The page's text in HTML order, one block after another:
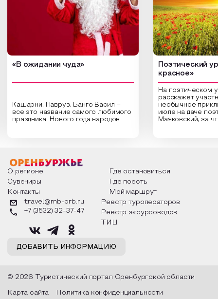
«В ожидании чуда»
Кашарни, Навруз, Банго Васил –
все это название самого любимого
праздника Нового года народов
о том, как встречают новый год в
разных уголках страны, какие
обряды совершают на удачу и
благополучие, в чем схожи и
различаются традиции. Кто такой
Дед Мороз и откуда он пришел, как
его называют в разных уголках
страны и как появились елочные
Поэтический
красное»
На поэтическом
расскажет
необычное
июле на даче
Маяковский, за
Твардовского и
каждой строчке
восхищение
яркому времени
О регионе
Где остановиться
Сувениры
Где поесть
Контакты
Мой маршрут
ДОБАВИТЬ ИНФОРМАЦИЮ
travel@mb-orb.ru
+7 (3532) 32-37-47
Реестр туроператоров
Реестр эксурсоводов
ТИЦ
© 2026 Туристический портал Оренбургской области
Карта сайта Политика конфиденциальности